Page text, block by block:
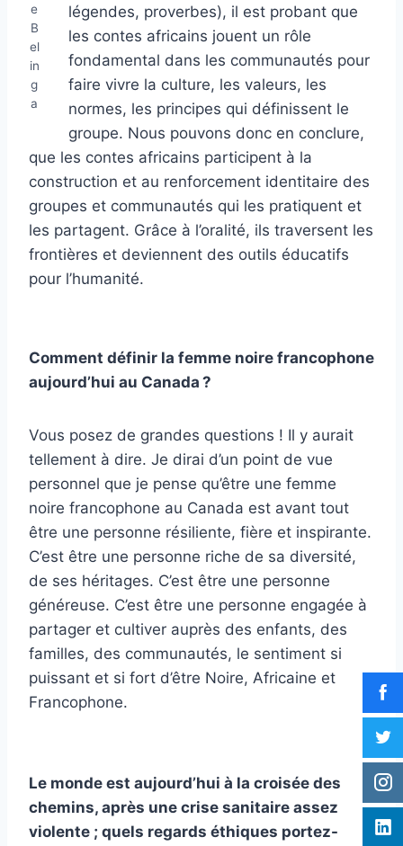
e
B
el
in
g
a
légendes, proverbes), il est probant que
les contes africains jouent un rôle
fondamental dans les communautés pour
faire vivre la culture, les valeurs, les
normes, les principes qui définissent le
groupe. Nous pouvons donc en conclure,
que les contes africains participent à la
construction et au renforcement identitaire des
groupes et communautés qui les pratiquent et
les partagent. Grâce à l’oralité, ils traversent les
frontières et deviennent des outils éducatifs
pour l’humanité.
Comment définir la femme noire francophone
aujourd’hui au Canada ?
Vous posez de grandes questions ! Il y aurait
tellement à dire. Je dirai d’un point de vue
personnel que je pense qu’être une femme
noire francophone au Canada est avant tout
être une personne résiliente, fière et inspirante.
C’est être une personne riche de sa diversité,
de ses héritages. C’est être une personne
généreuse. C’est être une personne engagée à
partager et cultiver auprès des enfants, des
familles, des communautés, le sentiment si
puissant et si fort d’être Noire, Africaine et
Francophone.
Le monde est aujourd’hui à la croisée des
chemins, après une crise sanitaire assez
violente ; quels regards éthiques portez-